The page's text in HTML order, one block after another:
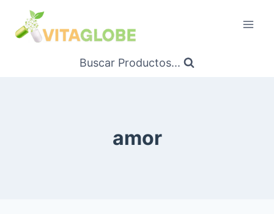
Contenido
Buscar Productos...
amor